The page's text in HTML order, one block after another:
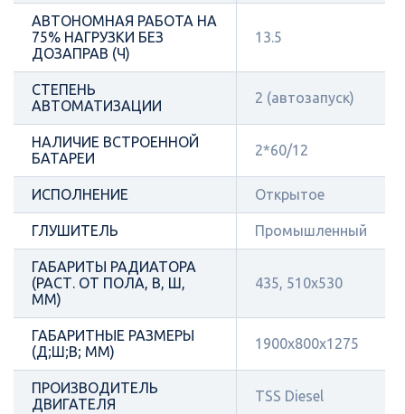
АВТОНОМНАЯ РАБОТА НА
75% НАГРУЗКИ БЕЗ
ДОЗАПРАВ (Ч)
13.5
СТЕПЕНЬ
АВТОМАТИЗАЦИИ
2 (автозапуск)
НАЛИЧИЕ ВСТРОЕННОЙ
БАТАРЕИ
2*60/12
ИСПОЛНЕНИЕ Открытое
ГЛУШИТЕЛЬ Промышленный
ГАБАРИТЫ РАДИАТОРА
(РАСТ. ОТ ПОЛА, В, Ш,
ММ)
435, 510х530
ГАБАРИТНЫЕ РАЗМЕРЫ
(Д;Ш;В; ММ)
1900x800x1275
ПРОИЗВОДИТЕЛЬ
ДВИГАТЕЛЯ
TSS Diesel